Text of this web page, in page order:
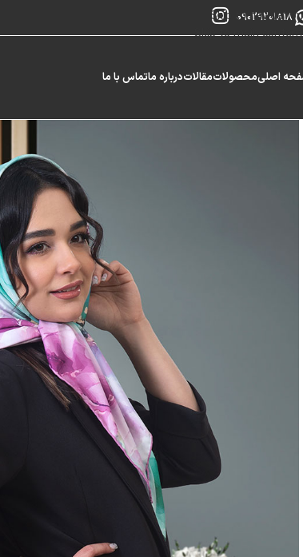
Skip to navigation
Skip to main content
09029201818
اصلیمحصولاتمقالاتدرباره ماتماس با ما